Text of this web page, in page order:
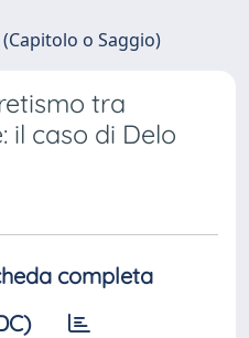
o Saggio)
tra
il caso di Delo
completa